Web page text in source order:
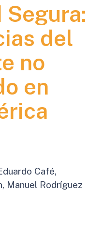
del
no
en
Café,
Manuel Rodríguez